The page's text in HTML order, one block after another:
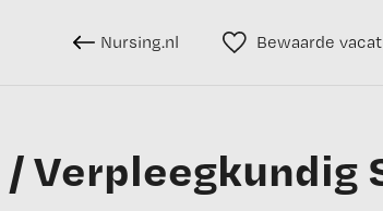
Nursing.nl Bewaarde
Verpleegkundig